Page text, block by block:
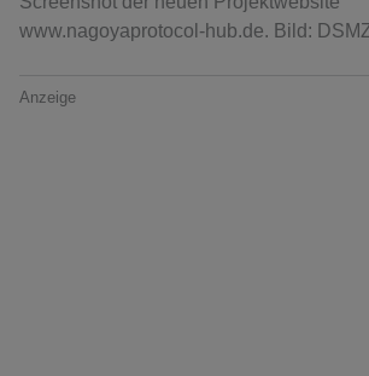
www.nagoyaprotocol-hub.de. Bild:
Anzeige